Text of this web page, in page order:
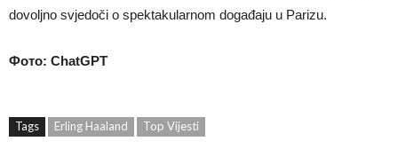
dovoljno svjedoči o spektakularnom događaju u Parizu.
Фото: ChatGPT
Tags Erling Haaland Top Vijesti